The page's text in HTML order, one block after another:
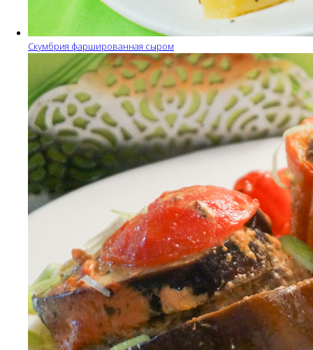
Скумбрия фаршированная сыром